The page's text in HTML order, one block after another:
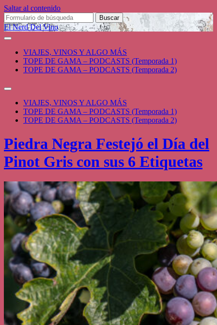
Saltar al contenido
Buscar:
El Nerd Del Vino
VIAJES, VINOS Y ALGO MÁS
TOPE DE GAMA – PODCASTS (Temporada 1)
TOPE DE GAMA – PODCASTS (Temporada 2)
Alternar
campo
búsqueda
VIAJES, VINOS Y ALGO MÁS
TOPE DE GAMA – PODCASTS (Temporada 1)
TOPE DE GAMA – PODCASTS (Temporada 2)
Piedra Negra Festejó el Día del
Pinot Gris con sus 6 Etiquetas